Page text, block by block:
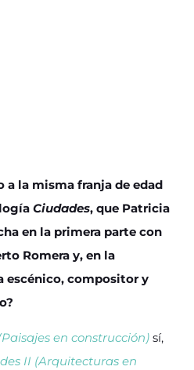
a la misma franja de edad
Ciudades, que Patricia
en la primera parte con
Romera y, en la
escénico, compositor y
en construcción) sí,
II (Arquitecturas en